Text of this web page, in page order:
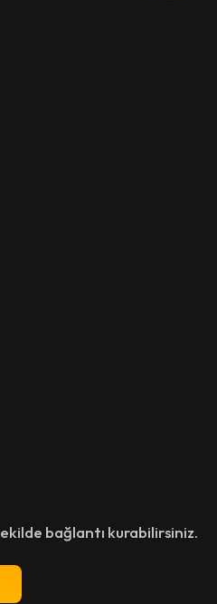
bağlantı kurabilirsiniz.